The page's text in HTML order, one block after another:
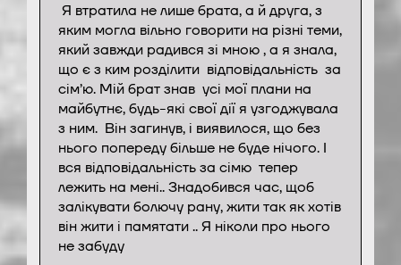
Я втратила не лише брата, а й друга, з
яким могла вільно говорити на різні теми,
який завжди радився зі мною , а я знала,
що є з ким розділити відповідальність за
сім’ю. Мій брат знав усі мої плани на
майбутнє, будь-які свої дії я узгоджувала
з ним. Він загинув, і виявилося, що без
нього попереду більше не буде нічого. І
вся відповідальність за сімю тепер
лежить на мені.. Знадобився час, щоб
залікувати болючу рану, жити так як хотів
він жити і памятати .. Я ніколи про нього
не забуду